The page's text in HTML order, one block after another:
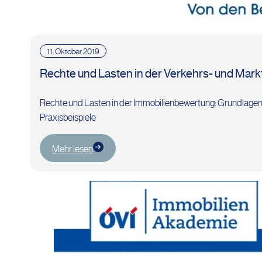
11. Oktober 2019
Rechte und Lasten in der Verkehrs- und
Rechte und Lasten in der Immobilienbewertung:
Praxisbeispiele
Mehr lesen